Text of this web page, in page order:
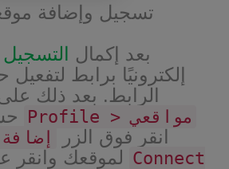
تسجيل وإضافة
بعد إكمال التسجيل
إلكترونيًا برابط
الرابط. بعد ذلك
Profile > مواقعي
انقر فوق الزر
Connect